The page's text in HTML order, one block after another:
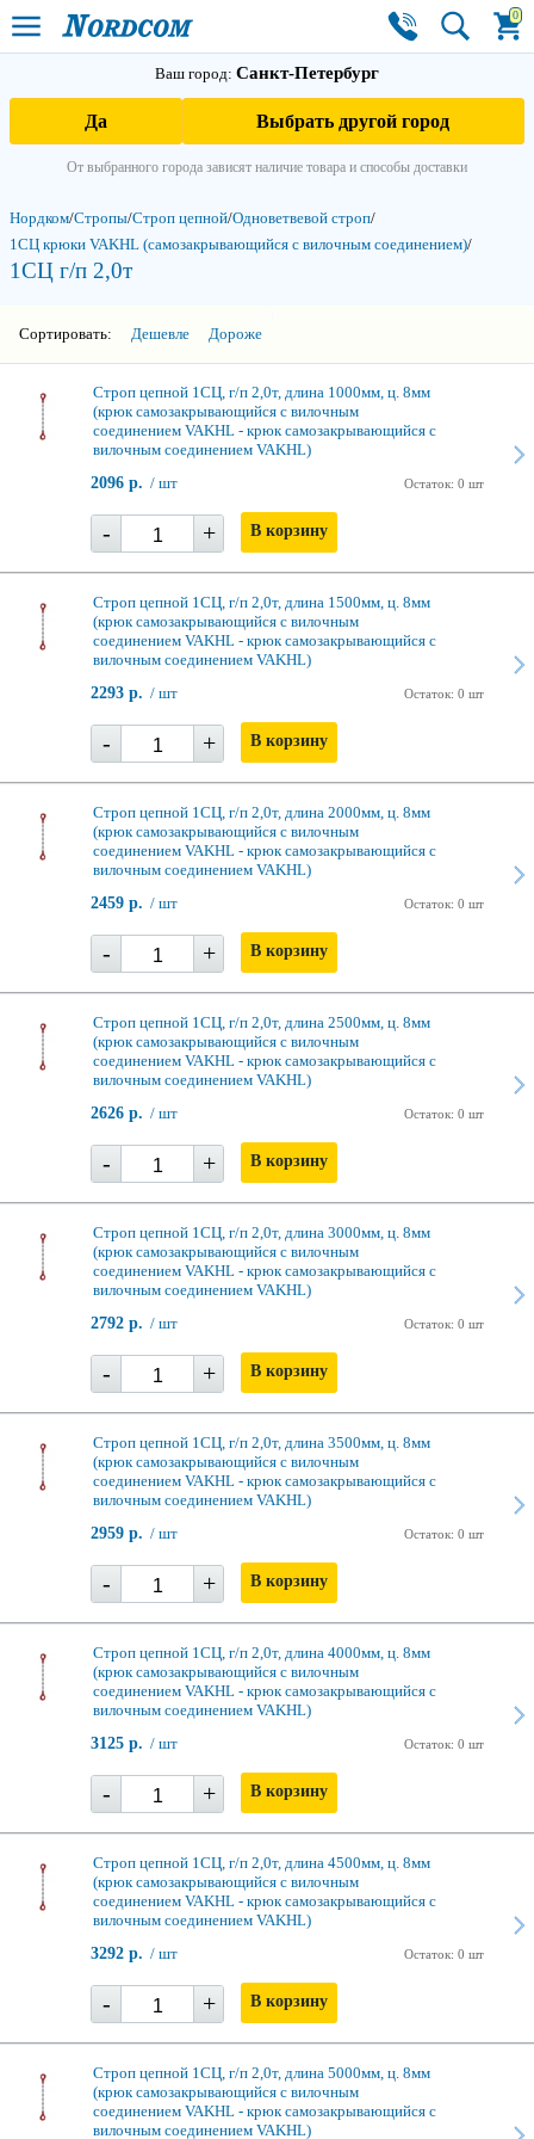
0
Ваш город: Санкт-Петербург
Да Выбрать другой город
От выбранного города зависят наличие товара и способы доставки
Нордком/Стропы/Строп цепной/Одноветвевой строп/
1СЦ крюки VAKHL (самозакры­вающийся с вилочным соединением)/
1СЦ г/п 2,0т
Сортировать: Дешевле Дороже
Строп цепной 1СЦ, г/п 2,0т, длина 1000мм, ц. 8мм
(крюк самозакрывающийся с вилочным
соединением VAKHL - крюк самозакрывающийся с
вилочным соединением VAKHL)
Остаток: 0 шт
2096 р. / шт
- + В корзину
Строп цепной 1СЦ, г/п 2,0т, длина 1500мм, ц. 8мм
(крюк самозакрывающийся с вилочным
соединением VAKHL - крюк самозакрывающийся с
вилочным соединением VAKHL)
Остаток: 0 шт
2293 р. / шт
- + В корзину
Строп цепной 1СЦ, г/п 2,0т, длина 2000мм, ц. 8мм
(крюк самозакрывающийся с вилочным
соединением VAKHL - крюк самозакрывающийся с
вилочным соединением VAKHL)
Остаток: 0 шт
2459 р. / шт
- + В корзину
Строп цепной 1СЦ, г/п 2,0т, длина 2500мм, ц. 8мм
(крюк самозакрывающийся с вилочным
соединением VAKHL - крюк самозакрывающийся с
вилочным соединением VAKHL)
Остаток: 0 шт
2626 р. / шт
- + В корзину
Строп цепной 1СЦ, г/п 2,0т, длина 3000мм, ц. 8мм
(крюк самозакрывающийся с вилочным
соединением VAKHL - крюк самозакрывающийся с
вилочным соединением VAKHL)
Остаток: 0 шт
2792 р. / шт
- + В корзину
Строп цепной 1СЦ, г/п 2,0т, длина 3500мм, ц. 8мм
(крюк самозакрывающийся с вилочным
соединением VAKHL - крюк самозакрывающийся с
вилочным соединением VAKHL)
Остаток: 0 шт
2959 р. / шт
- + В корзину
Строп цепной 1СЦ, г/п 2,0т, длина 4000мм, ц. 8мм
(крюк самозакрывающийся с вилочным
соединением VAKHL - крюк самозакрывающийся с
вилочным соединением VAKHL)
Остаток: 0 шт
3125 р. / шт
- + В корзину
Строп цепной 1СЦ, г/п 2,0т, длина 4500мм, ц. 8мм
(крюк самозакрывающийся с вилочным
соединением VAKHL - крюк самозакрывающийся с
вилочным соединением VAKHL)
Остаток: 0 шт
3292 р. / шт
- + В корзину
Строп цепной 1СЦ, г/п 2,0т, длина 5000мм, ц. 8мм
(крюк самозакрывающийся с вилочным
соединением VAKHL - крюк самозакрывающийся с
вилочным соединением VAKHL)